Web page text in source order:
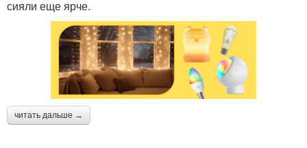
сияли еще ярче.
читать дальше →